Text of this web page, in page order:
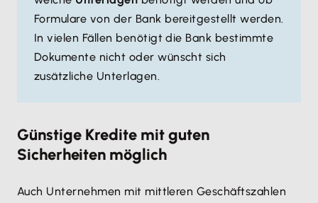
Formulare von der Bank bereitgestellt werden.
In vielen Fällen benötigt die Bank bestimmte
Dokumente nicht oder wünscht sich
zusätzliche Unterlagen.
Günstige Kredite mit guten
Sicherheiten möglich
Auch Unternehmen mit mittleren Geschäftszahlen